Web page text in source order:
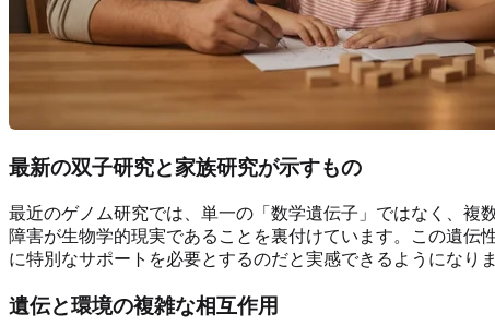
最新の双子研究と家族研究が示すもの
最近のゲノム研究では、単一の「数学遺伝子」ではなく、複
障害が生物学的現実であることを裏付けています。この遺伝
に特別なサポートを必要とするのだと実感できるようになりま
遺伝と環境の複雑な相互作用